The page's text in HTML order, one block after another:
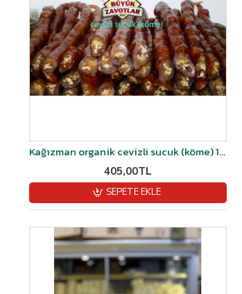
Kağızman organik cevizli sucuk (köme) 1kğ
405,00TL
SEPETE EKLE